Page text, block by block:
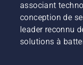
associant
conception de
leader reconnu
solutions à